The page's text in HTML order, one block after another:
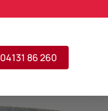
04131 86 260